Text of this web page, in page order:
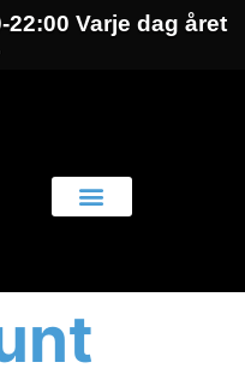
Varje dag året